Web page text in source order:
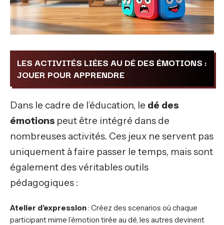
LES ACTIVITÉS LIÉES AU DÉ DES ÉMOTIONS :
JOUER POUR APPRENDRE
Dans le cadre de l’éducation, le dé des
émotions peut être intégré dans de
nombreuses activités. Ces jeux ne servent pas
uniquement à faire passer le temps, mais sont
également des véritables outils
pédagogiques :
Atelier d’expression: Créez des scenarios où chaque
participant mime l’émotion tirée au dé, les autres devinent